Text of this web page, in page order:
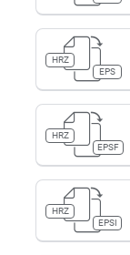
HRZ
EPS
HRZ
EPSF
HRZ
EPSI